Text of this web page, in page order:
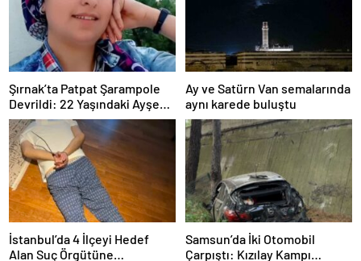
Şırnak’ta Patpat Şarampole
Devrildi: 22 Yaşındaki Ayşe
Ece Hayatını Kaybetti, 3 Yaralı
Ay ve Satürn Van semalarında
aynı karede buluştu
İstanbul’da 4 İlçeyi Hedef
Alan Suç Örgütüne
Samsun’da İki Otomobil
Çarpıştı: Kızılay Kampı